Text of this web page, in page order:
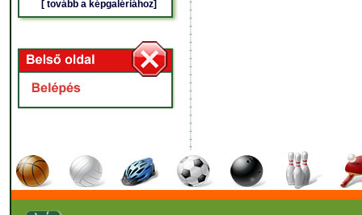
[ tovább a képgalériához]